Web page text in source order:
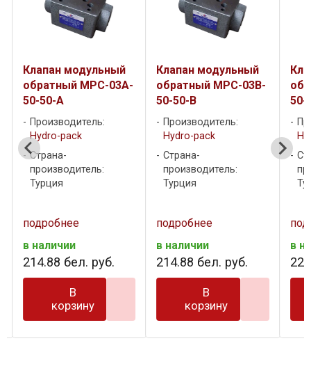
Клапан модульный
обратный MPC-03A-
50-50-A
Производитель:
Hydro-pack
Страна-
производитель:
Турция
подробнее
в наличии
214.88 бел. руб.
В
корзину
Клапан модульный
обратный MPC-03B-
50-50-B
Производитель:
Hydro-pack
Страна-
производитель:
Турция
подробнее
в наличии
214.88 бел. руб.
В
корзину
50-
в
229